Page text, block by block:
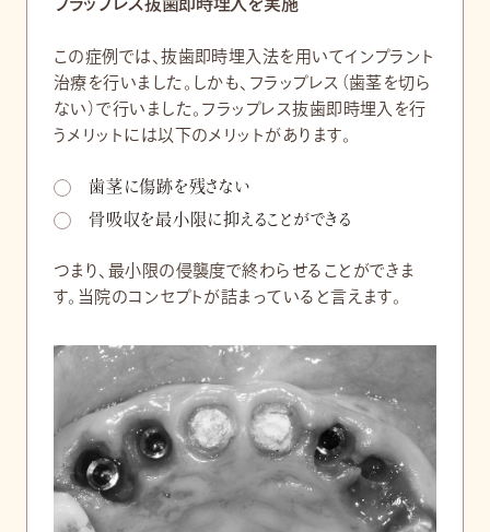
この症例では、抜歯即時埋入法を用いてインプラント
治療を行いました。しかも、フラップレス（歯茎を切ら
ない）で行いました。フラップレス抜歯即時埋入を行
うメリットには以下のメリットがあります。
歯茎に傷跡を残さない
骨吸収を最小限に抑えることができる
つまり、最小限の侵襲度で終わらせることができま
す。当院のコンセプトが詰まっていると言えます。